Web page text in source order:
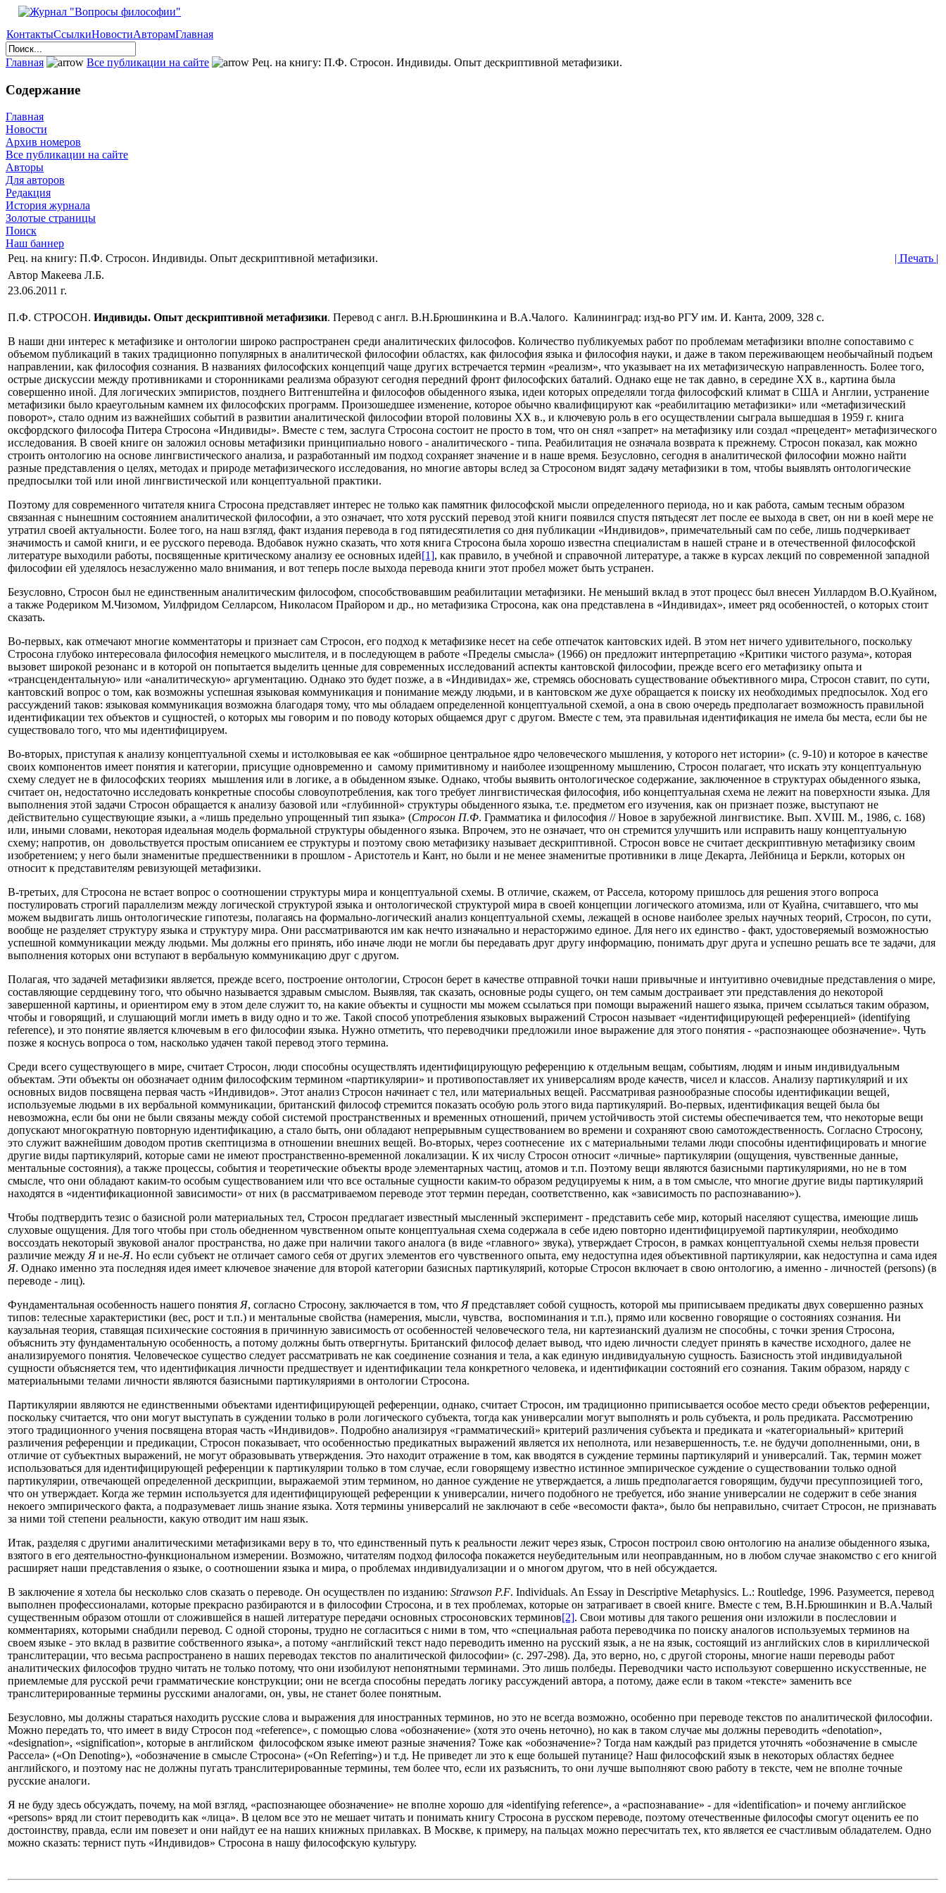
КонтактыСсылкиНовостиАвторамГлавная
Главная Все публикации на сайте Рец. на книгу: П.Ф. Стросон. Индивиды. Опыт дескриптивной метафизики.
Содержание
Главная
Новости
Архив номеров
Все публикации на сайте
Авторы
Для авторов
Редакция
История журнала
Золотые страницы
Поиск
Наш баннер
Рец. на книгу: П.Ф. Стросон. Индивиды. Опыт дескриптивной метафизики.
| Печать |
Автор Макеева Л.Б.
23.06.2011 г.
П.Ф. СТРОСОН. Индивиды. Опыт дескриптивной метафизики. Перевод с англ. В.Н.Брюшинкина и В.А.Чалого. Калининград: изд-во РГУ им. И. Канта, 2009, 328 с.
В наши дни интерес к метафизике и онтологии широко распространен среди аналитических философов. Количество публикуемых работ по проблемам метафизики вполне сопоставимо с
объемом публикаций в таких традиционно популярных в аналитической философии областях, как философия языка и философия науки, и даже в таком переживающем необычайный подъем
направлении, как философия сознания. В названиях философских концепций чаще других встречается термин «реализм», что указывает на их метафизическую направленность. Более того,
острые дискуссии между противниками и сторонниками реализма образуют сегодня передний фронт философских баталий. Однако еще не так давно, в середине ХХ в., картина была
совершенно иной. Для логических эмпиристов, позднего Витгенштейна и философов обыденного языка, идеи которых определяли тогда философский климат в США и Англии, устранение
метафизики было краеугольным камнем их философских программ. Произошедшее изменение, которое обычно квалифицируют как «реабилитацию метафизики» или «метафизический
поворот», стало одним из важнейших событий в развитии аналитической философии второй половины ХХ в., и ключевую роль в его осуществлении сыграла вышедшая в 1959 г. книга
оксфордского философа Питера Стросона «Индивиды». Вместе с тем, заслуга Стросона состоит не просто в том, что он снял «запрет» на метафизику или создал «прецедент» метафизического
исследования. В своей книге он заложил основы метафизики принципиально нового - аналитического - типа. Реабилитация не означала возврата к прежнему. Стросон показал, как можно
строить онтологию на основе лингвистического анализа, и разработанный им подход сохраняет значение и в наше время. Безусловно, сегодня в аналитической философии можно найти
разные представления о целях, методах и природе метафизического исследования, но многие авторы вслед за Стросоном видят задачу метафизики в том, чтобы выявлять онтологические
предпосылки той или иной лингвистической или концептуальной практики.
Поэтому для современного читателя книга Стросона представляет интерес не только как памятник философской мысли определенного периода, но и как работа, самым тесным образом
связанная с нынешним состоянием аналитической философии, а это означает, что хотя русский перевод этой книги появился спустя пятьдесят лет после ее выхода в свет, он ни в коей мере не
утратил своей актуальности. Более того, на наш взгляд, факт издания перевода в год пятидесятилетия со дня публикации «Индивидов», примечательный сам по себе, лишь подчеркивает
значимость и самой книги, и ее русского перевода. Вдобавок нужно сказать, что хотя книга Стросона была хорошо известна специалистам в нашей стране и в отечественной философской
литературе выходили работы, посвященные критическому анализу ее основных идей[1], как правило, в учебной и справочной литературе, а также в курсах лекций по современной западной
философии ей уделялось незаслуженно мало внимания, и вот теперь после выхода перевода книги этот пробел может быть устранен.
Безусловно, Стросон был не единственным аналитическим философом, способствовавшим реабилитации метафизики. Не меньший вклад в этот процесс был внесен Уиллардом В.О.Куайном,
а также Родериком М.Чизомом, Уилфридом Селларсом, Николасом Прайором и др., но метафизика Стросона, как она представлена в «Индивидах», имеет ряд особенностей, о которых стоит
сказать.
Во-первых, как отмечают многие комментаторы и признает сам Стросон, его подход к метафизике несет на себе отпечаток кантовских идей. В этом нет ничего удивительного, поскольку
Стросона глубоко интересовала философия немецкого мыслителя, и в последующем в работе «Пределы смысла» (1966) он предложит интерпретацию «Критики чистого разума», которая
вызовет широкой резонанс и в которой он попытается выделить ценные для современных исследований аспекты кантовской философии, прежде всего его метафизику опыта и
«трансцендентальную» или «аналитическую» аргументацию. Однако это будет позже, а в «Индивидах» же, стремясь обосновать существование объективного мира, Стросон ставит, по сути,
кантовский вопрос о том, как возможны успешная языковая коммуникация и понимание между людьми, и в кантовском же духе обращается к поиску их необходимых предпосылок. Ход его
рассуждений таков: языковая коммуникация возможна благодаря тому, что мы обладаем определенной концептуальной схемой, а она в свою очередь предполагает возможность правильной
идентификации тех объектов и сущностей, о которых мы говорим и по поводу которых общаемся друг с другом. Вместе с тем, эта правильная идентификация не имела бы места, если бы не
существовало того, что мы идентифицируем.
Во-вторых, приступая к анализу концептуальной схемы и истолковывая ее как «обширное центральное ядро человеческого мышления, у которого нет истории» (с. 9-10) и которое в качестве
своих компонентов имеет понятия и категории, присущие одновременно и самому примитивному и наиболее изощренному мышлению, Стросон полагает, что искать эту концептуальную
схему следует не в философских теориях мышления или в логике, а в обыденном языке. Однако, чтобы выявить онтологическое содержание, заключенное в структурах обыденного языка,
считает он, недостаточно исследовать конкретные способы словоупотребления, как того требует лингвистическая философия, ибо концептуальная схема не лежит на поверхности языка. Для
выполнения этой задачи Стросон обращается к анализу базовой или «глубинной» структуры обыденного языка, т.е. предметом его изучения, как он признает позже, выступают не
действительно существующие языки, а «лишь предельно упрощенный тип языка» (Стросон П.Ф. Грамматика и философия // Новое в зарубежной лингвистике. Вып. XVIII. М., 1986, с. 168)
или, иными словами, некоторая идеальная модель формальной структуры обыденного языка. Впрочем, это не означает, что он стремится улучшить или исправить нашу концептуальную
схему; напротив, он довольствуется простым описанием ее структуры и поэтому свою метафизику называет дескриптивной. Стросон вовсе не считает дескриптивную метафизику своим
изобретением; у него были знаменитые предшественники в прошлом - Аристотель и Кант, но были и не менее знаменитые противники в лице Декарта, Лейбница и Беркли, которых он
относит к представителям ревизующей метафизики.
В-третьих, для Стросона не встает вопрос о соотношении структуры мира и концептуальной схемы. В отличие, скажем, от Рассела, которому пришлось для решения этого вопроса
постулировать строгий параллелизм между логической структурой языка и онтологической структурой мира в своей концепции логического атомизма, или от Куайна, считавшего, что мы
можем выдвигать лишь онтологические гипотезы, полагаясь на формально-логический анализ концептуальной схемы, лежащей в основе наиболее зрелых научных теорий, Стросон, по сути,
вообще не разделяет структуру языка и структуру мира. Они рассматриваются им как нечто изначально и нерасторжимо единое. Для него их единство - факт, удостоверяемый возможностью
успешной коммуникации между людьми. Мы должны его принять, ибо иначе люди не могли бы передавать друг другу информацию, понимать друг друга и успешно решать все те задачи, для
выполнения которых они вступают в вербальную коммуникацию друг с другом.
Полагая, что задачей метафизики является, прежде всего, построение онтологии, Стросон берет в качестве отправной точки наши привычные и интуитивно очевидные представления о мире,
составляющие сердцевину того, что обычно называется здравым смыслом. Выявляя, так сказать, основные роды сущего, он тем самым достраивает эти представления до некоторой
завершенной картины, и ориентиром ему в этом деле служит то, на какие объекты и сущности мы можем ссылаться при помощи выражений нашего языка, причем ссылаться таким образом,
чтобы и говорящий, и слушающий могли иметь в виду одно и то же. Такой способ употребления языковых выражений Стросон называет «идентифицирующей референцией» (identifying
reference), и это понятие является ключевым в его философии языка. Нужно отметить, что переводчики предложили иное выражение для этого понятия - «распознающее обозначение». Чуть
позже я коснусь вопроса о том, насколько удачен такой перевод этого термина.
Среди всего существующего в мире, считает Стросон, люди способны осуществлять идентифицирующую референцию к отдельным вещам, событиям, людям и иным индивидуальным
объектам. Эти объекты он обозначает одним философским термином «партикулярии» и противопоставляет их универсалиям вроде качеств, чисел и классов. Анализу партикулярий и их
основных видов посвящена первая часть «Индивидов». Этот анализ Стросон начинает с тел, или материальных вещей. Рассматривая разнообразные способы идентификации вещей,
используемые людьми в их вербальной коммуникации, британский философ стремится показать особую роль этого вида партикулярий. Во-первых, идентификация вещей была бы
невозможна, если бы они не были связаны между собой системой пространственных и временных отношений, причем устойчивость этой системы обеспечивается тем, что некоторые вещи
допускают многократную повторную идентификацию, а стало быть, они обладают непрерывным существованием во времени и сохраняют свою самотождественность. Согласно Стросону,
это служит важнейшим доводом против скептицизма в отношении внешних вещей. Во-вторых, через соотнесение их с материальными телами люди способны идентифицировать и многие
другие виды партикулярий, которые сами не имеют пространственно-временной локализации. К их числу Стросон относит «личные» партикулярии (ощущения, чувственные данные,
ментальные состояния), а также процессы, события и теоретические объекты вроде элементарных частиц, атомов и т.п. Поэтому вещи являются базисными партикуляриями, но не в том
смысле, что они обладают каким-то особым существованием или что все остальные сущности каким-то образом редуцируемы к ним, а в том смысле, что многие другие виды партикулярий
находятся в «идентификационной зависимости» от них (в рассматриваемом переводе этот термин передан, соответственно, как «зависимость по распознаванию»).
Чтобы подтвердить тезис о базисной роли материальных тел, Стросон предлагает известный мысленный эксперимент - представить себе мир, который населяют существа, имеющие лишь
слуховые ощущения. Для того чтобы при столь обедненном чувственном опыте концептуальная схема содержала в себе идею повторно идентифицируемой партикулярии, необходимо
воссоздать некоторый звуковой аналог пространства, но даже при наличии такого аналога (в виде «главного» звука), утверждает Стросон, в рамках концептуальной схемы нельзя провести
различие междуЯ и не-Я. Но если субъект не отличает самого себя от других элементов его чувственного опыта, ему недоступна идея объективной партикулярии, как недоступна и сама идея
Я. Однако именно эта последняя идея имеет ключевое значение для второй категории базисных партикулярий, которые Стросон включает в свою онтологию, а именно - личностей (persons) (в
переводе - лиц).
Фундаментальная особенность нашего понятияЯ, согласно Стросону, заключается в том, чтоЯ представляет собой сущность, которой мы приписываем предикаты двух совершенно разных
типов: телесные характеристики (вес, рост и т.п.) и ментальные свойства (намерения, мысли, чувства, воспоминания и т.п.), прямо или косвенно говорящие о состояниях сознания. Ни
каузальная теория, ставящая психические состояния в причинную зависимость от особенностей человеческого тела, ни картезианский дуализм не способны, с точки зрения Стросона,
объяснить эту фундаментальную особенность, а потому должны быть отвергнуты. Британский философ делает вывод, что идею личности следует принять в качестве исходного, далее не
анализируемого понятия. Человеческое существо следует рассматривать не как соединение сознания и тела, а как единую индивидуальную сущность. Базисность этой индивидуальной
сущности объясняется тем, что идентификация личности предшествует и идентификации тела конкретного человека, и идентификации состояний его сознания. Таким образом, наряду с
материальными телами личности являются базисными партикуляриями в онтологии Стросона.
Партикулярии являются не единственными объектами идентифицирующей референции, однако, считает Стросон, им традиционно приписывается особое место среди объектов референции,
поскольку считается, что они могут выступать в суждении только в роли логического субъекта, тогда как универсалии могут выполнять и роль субъекта, и роль предиката. Рассмотрению
этого традиционного учения посвящена вторая часть «Индивидов». Подробно анализируя «грамматический» критерий различения субъекта и предиката и «категориальный» критерий
различения референции и предикации, Стросон показывает, что особенностью предикатных выражений является их неполнота, или незавершенность, т.е. не будучи дополненными, они, в
отличие от субъектных выражений, не могут образовывать утверждения. Это находит отражение в том, как вводятся в суждение термины партикулярий и универсалий. Так, термин может
использоваться для идентифицирующей референции к партикулярии только в том случае, если говорящему известно истинное эмпирическое суждение о существовании только одной
партикулярии, отвечающей определенной дескрипции, выражаемой этим термином, но данное суждение не утверждается, а лишь предполагается говорящим, будучи пресуппозицией того,
что он утверждает. Когда же термин используется для идентифицирующей референции к универсалии, ничего подобного не требуется, ибо знание универсалии не содержит в себе знания
некоего эмпирического факта, а подразумевает лишь знание языка. Хотя термины универсалий не заключают в себе «весомости факта», было бы неправильно, считает Стросон, не признавать
за ними той степени реальности, какую отводит им наш язык.
Итак, разделяя с другими аналитическими метафизиками веру в то, что единственный путь к реальности лежит через язык, Стросон построил свою онтологию на анализе обыденного языка,
взятого в его деятельностно-функциональном измерении. Возможно, читателям подход философа покажется неубедительным или неоправданным, но в любом случае знакомство с его книгой
расширяет наши представления о языке, о соотношении языка и мира, о проблемах индивидуализации и о многом другом, что в ней обсуждается.
В заключение я хотела бы несколько слов сказать о переводе. Он осуществлен по изданию: Strawson P.F. Individuals. An Essay in Descriptive Metaphysics. L.: Routledge, 1996. Разумеется, перевод
выполнен профессионалами, которые прекрасно разбираются и в философии Стросона, и в тех проблемах, которые он затрагивает в своей книге. Вместе с тем, В.Н.Брюшинкин и В.А.Чалый
существенным образом отошли от сложившейся в нашей литературе передачи основных стросоновских терминов[2]. Свои мотивы для такого решения они изложили в послесловии и
комментариях, которыми снабдили перевод. С одной стороны, трудно не согласиться с ними в том, что «специальная работа переводчика по поиску аналогов используемых терминов на
своем языке - это вклад в развитие собственного языка», а потому «английский текст надо переводить именно на русский язык, а не на язык, состоящий из английских слов в кириллической
транслитерации, что весьма распространено в наших переводах текстов по аналитической философии» (с. 297-298). Да, это верно, но, с другой стороны, многие наши переводы работ
аналитических философов трудно читать не только потому, что они изобилуют непонятными терминами. Это лишь полбеды. Переводчики часто используют совершенно искусственные, не
приемлемые для русской речи грамматические конструкции; они не всегда способны передать логику рассуждений автора, а потому, даже если в таком «тексте» заменить все
транслитерированные термины русскими аналогами, он, увы, не станет более понятным.
Безусловно, мы должны стараться находить русские слова и выражения для иностранных терминов, но это не всегда возможно, особенно при переводе текстов по аналитической философии.
Можно передать то, что имеет в виду Стросон под «reference», с помощью слова «обозначение» (хотя это очень неточно), но как в таком случае мы должны переводить «denotation»,
«designation», «signification», которые в английском философском языке имеют разные значения? Тоже как «обозначение»? Тогда нам каждый раз придется уточнять «обозначение в смысле
Рассела» («On Denoting»), «обозначение в смысле Стросона» («On Referring») и т.д. Не приведет ли это к еще большей путанице? Наш философский язык в некоторых областях беднее
английского, и поэтому нас не должны пугать транслитерированные термины, тем более что, если их разъяснить, то они лучше выполняют свою работу в тексте, чем не вполне точные
русские аналоги.
Я не буду здесь обсуждать, почему, на мой взгляд, «распознающее обозначение» не вполне хорошо для «identifying reference», а «распознавание» - для «identification» и почему английское
«persons» вряд ли стоит переводить как «лица». В целом все это не мешает читать и понимать книгу Стросона в русском переводе, поэтому отечественные философы смогут оценить ее по
достоинству, правда, если им повезет и они найдут ее на наших книжных прилавках. В Москве, к примеру, на пальцах можно пересчитать тех, кто является ее счастливым обладателем. Одно
можно сказать: тернист путь «Индивидов» Стросона в нашу философскую культуру.